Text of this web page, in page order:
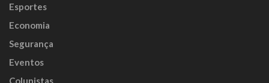
Esportes
Economia
Segurança
Eventos
Colunistas